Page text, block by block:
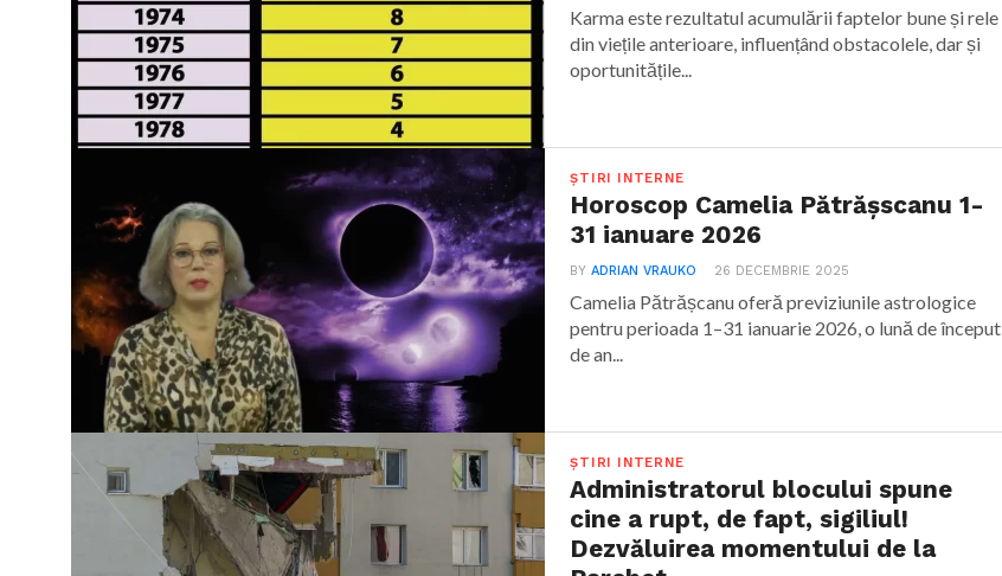
Karma este rezultatul acumulării faptelor bune și rele
din viețile anterioare, influențând obstacolele, dar și
oportunitățile...
ȘTIRI INTERNE
Horoscop Camelia Pătrășscanu 1-
31 ianuare 2026
BYADRIAN VRAUKO 26 DECEMBRIE 2025
Camelia Pătrășcanu oferă previziunile astrologice
pentru perioada 1–31 ianuarie 2026, o lună de început
de an...
ȘTIRI INTERNE
Administratorul blocului spune
cine a rupt, de fapt, sigiliul!
Dezvăluirea momentului de la